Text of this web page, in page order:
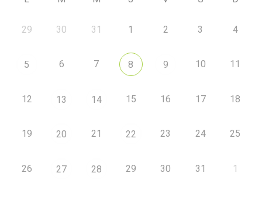
29 30 31 1 2 3 4
5 6 7 8 9 10 11
12 13 14 15 16 17 18
19 20 21 22 23 24 25
26 27 28 29 30 31 1